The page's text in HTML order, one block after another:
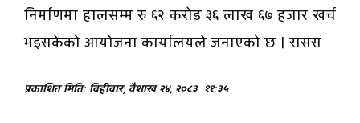
निर्माणमा हालसम्म रु ६२ करोड ३६ लाख ६७ हजार खर्च
भइसकेको आयोजना कार्यालयले जनाएको छ । रासस
प्रकाशित मिति: बिहीबार, वैशाख २४, २०८३ ११:३५